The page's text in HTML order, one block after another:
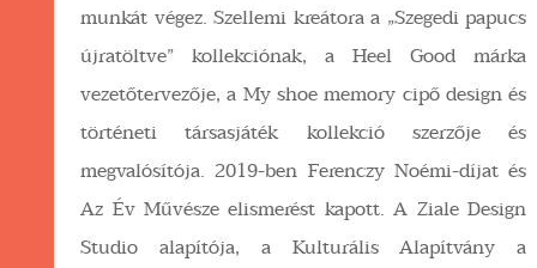
munkát végez. Szellemi kreátora a „Szegedi papucs
újratöltve” kollekciónak, a Heel Good márka
vezetőtervezője, a My shoe memory cipő design és
történeti társasjáték kollekció szerzője és
megvalósítója. 2019-ben Ferenczy Noémi-díjat és
Az Év Művésze elismerést kapott. A Ziale Design
Studio alapítója, a Kulturális Alapítvány a